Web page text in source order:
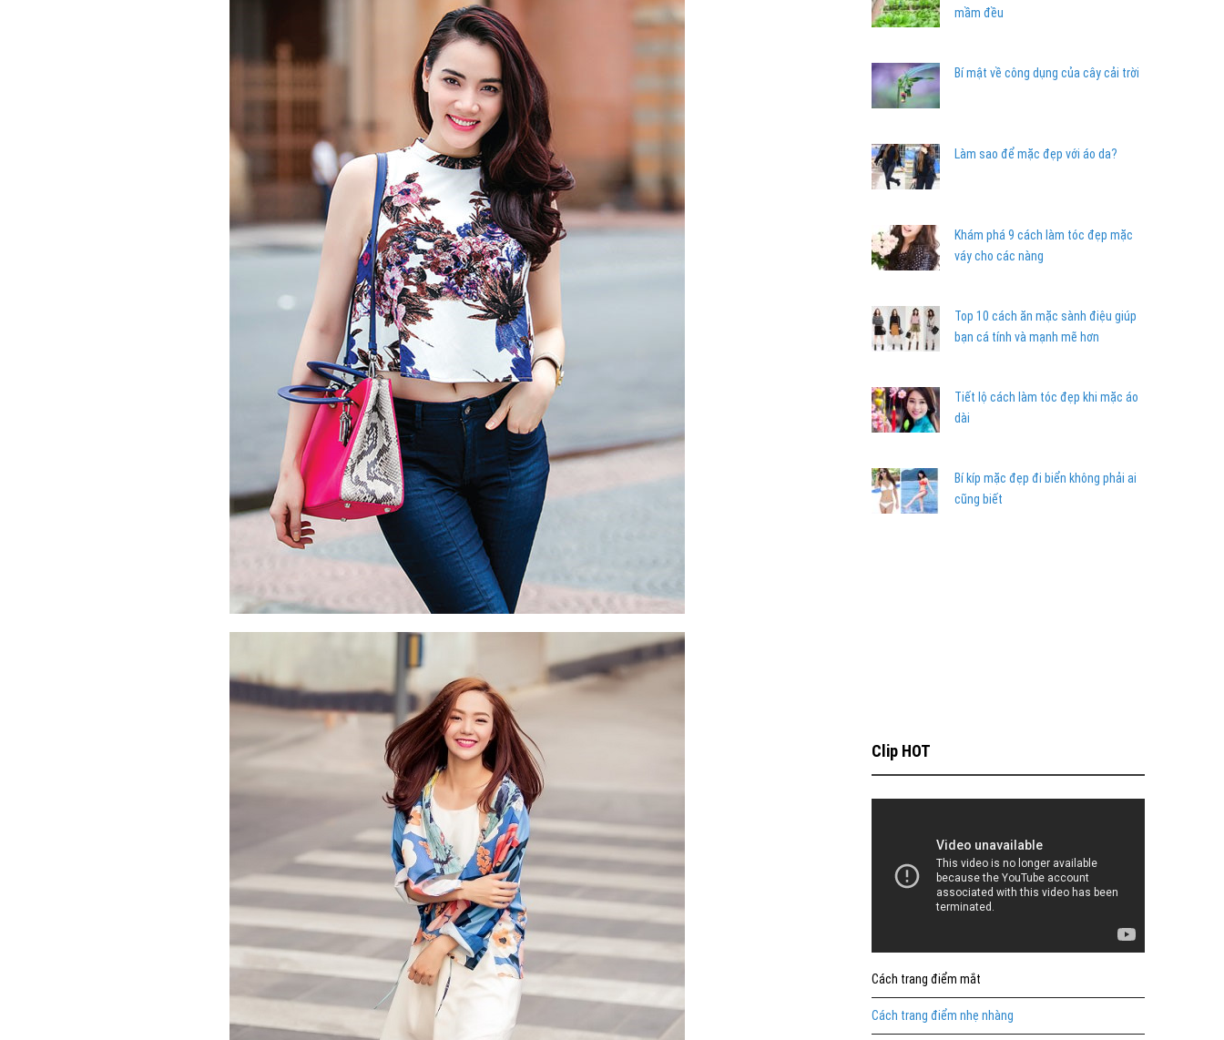
mầm đều
Bí mật về công dụng của cây cải trời
Làm sao để mặc đẹp với áo da?
Khám phá 9 cách làm tóc đẹp mặc
váy cho các nàng
Top 10 cách ăn mặc sành điệu giúp
bạn cá tính và mạnh mẽ hơn
Tiết lộ cách làm tóc đẹp khi mặc áo
dài
Bí kíp mặc đẹp đi biển không phải ai
cũng biết
Clip HOT
Cách trang điểm mắt
Cách trang điểm nhẹ nhàng